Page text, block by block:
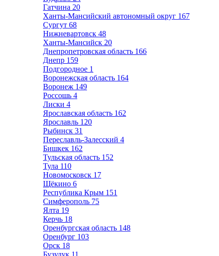
Гатчина 20
Ханты-Мансийский автономный округ 167
Сургут 68
Нижневартовск 48
Ханты-Мансийск 20
Днепропетровская область 166
Днепр 159
Подгородное 1
Воронежская область 164
Воронеж 149
Россошь 4
Лиски 4
Ярославская область 162
Ярославль 120
Рыбинск 31
Переславль-Залесский 4
Бишкек 162
Тульская область 152
Тула 110
Новомосковск 17
Щёкино 6
Республика Крым 151
Симферополь 75
Ялта 19
Керчь 18
Оренбургская область 148
Оренбург 103
Орск 18
Бузулук 11